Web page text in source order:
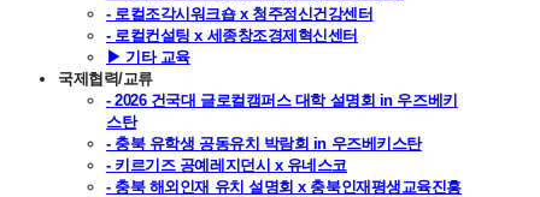
- 로컬조각시워크숍 x 청주정신건강센터
- 로컬컨설팅 x 세종창조경제혁신센터
▶ 기타 교육
국제협력/교류
- 2026 건국대 글로컬캠퍼스 대학 설명회 in 우즈베키
스탄
- 충북 유학생 공동유치 박람회 in 우즈베키스탄
- 키르기즈 공예레지던시 x 유네스코
- 충북 해외인재 유치 설명회 x 충북인재평생교육진흥